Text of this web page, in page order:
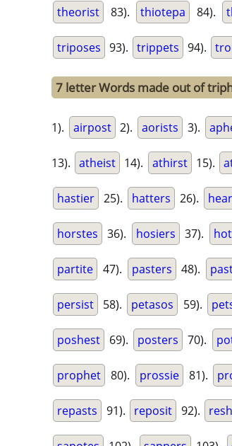
theorist 83). thiotepa 84).
triposes 93). trippets 94).
7 letter Words made out of
1). airpost 2). aorists 3).
13). atheist 14). athirst 15).
hastier 25). hatters 26).
horstes 36). hosiers 37).
partite 47). pasters 48).
persist 58). petasos 59).
poshest 69). posters 70).
prophet 80). prossie 81).
repasts 91). reposit 92).